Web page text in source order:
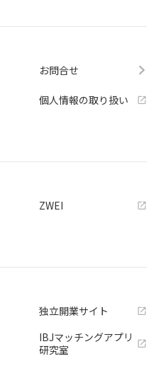
お問合せ
個人情報の取り扱い
ZWEI
独立開業サイト
IBJマッチングアプリ
研究室